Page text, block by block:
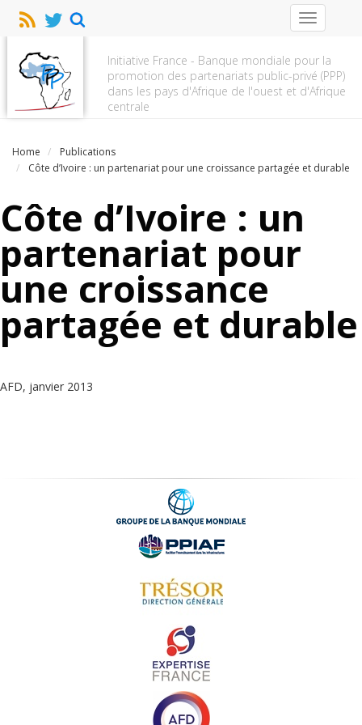
Initiative France - Banque mondiale pour la
promotion des partenariats public-privé (PPP)
dans les pays d'Afrique de l'ouest et d'Afrique
centrale
Toggle
navigation
Home
Publications
Côte d’Ivoire : un partenariat pour une croissance partagée et durable
Côte d’Ivoire : un
partenariat pour
une croissance
partagée et durable
AFD, janvier 2013